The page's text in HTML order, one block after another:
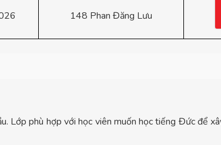
148 Phan Đăng Lưu
phù hợp với học viên muốn học tiếng Đức để